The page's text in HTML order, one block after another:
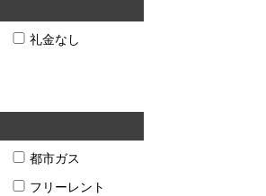
礼金なし
都市ガス
フリーレント